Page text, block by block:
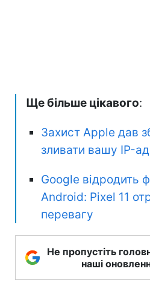
Ще більше цікавого:
Захист Apple дав
зливати вашу IP-
Google відродить
Android: Pixel 11
перевагу
Не пропустіть
наші